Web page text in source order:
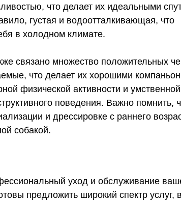
что делает их идеальными
густая и водоотталкивающая, что
в холодном климате.
связано множество положительных
что делает их хорошими
физической активности и умственной
поведения. Важно помнить,
и дрессировке с раннего
собакой.
уход и обслуживание
предложить широкий спектр услуг,